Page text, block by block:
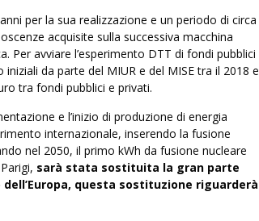
per la sua realizzazione e un periodo di circa
acquisite sulla successiva macchina
avviare l’esperimento DTT di fondi pubblici
da parte del MIUR e del MISE tra il 2018 e
tra fondi pubblici e privati.
e l’inizio di produzione di energia
internazionale, inserendo la fusione
nel 2050, il primo kWh da fusione nucleare
sarà stata sostituita la gran parte
questa sostituzione riguarderà